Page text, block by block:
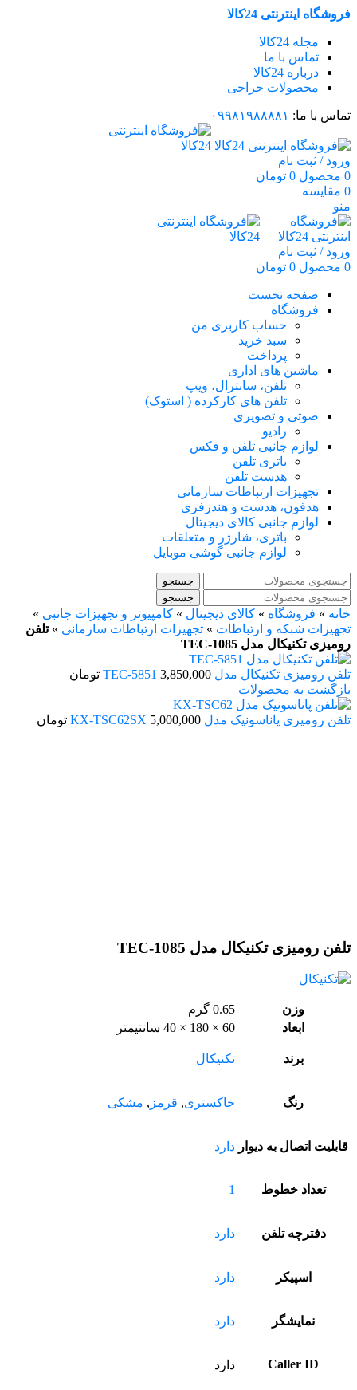
فروشگاه اینترنتی 24کالا
مجله 24کالا
تماس با ما
درباره 24کالا
محصولات حراجی
تماس با ما: ۰۹۹۸۱۹۸۸۸۸۱
ورود / ثبت نام
0 محصول 0 تومان
0 مقایسه
منو
ورود / ثبت نام
0 محصول 0 تومان
صفحه نخست
فروشگاه
حساب کاربری من
سبد خرید
پرداخت
ماشین های اداری
تلفن، سانترال، ویپ
تلفن های کارکرده ( استوک)
صوتی و تصویری
رادیو
لوازم جانبی تلفن و فکس
باتری تلفن
هدست تلفن
تجهیزات ارتباطات سازمانی
هدفون، هدست و هندزفری
لوازم جانبی کالای دیجیتال
باتری، شارژر و متعلقات
لوازم جانبی گوشی موبایل
جستجو
جستجو
خانه » فروشگاه » کالای دیجیتال » کامپیوتر و تجهیزات جانبی »
تجهیزات شبکه و ارتباطات » تجهیزات ارتباطات سازمانی »تلفن
رومیزی تکنیکال مدل TEC-1085
تلفن رومیزی تکنیکال مدل TEC-5851 3,850,000
تومان
بازگشت به محصولات
تلفن رومیزی پاناسونیک مدل KX-TSC62SX 5,000,000
تومان
تلفن رومیزی تکنیکال مدل TEC-1085
وزن
0.65 گرم
ابعاد
60 × 180 × 40 سانتیمتر
برند تکنیکال
رنگ خاکستری, قرمز , مشکی
قابلیت اتصال به دیوار دارد
تعداد خطوط 1
دفترچه تلفن دارد
اسپیکر دارد
نمایشگر دارد
Caller ID دارد